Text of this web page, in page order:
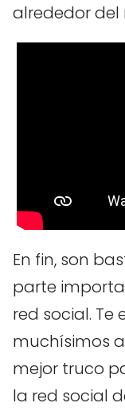
alrededor
En fin, son
parte
red social.
muchísimos
mejor truco
la red social